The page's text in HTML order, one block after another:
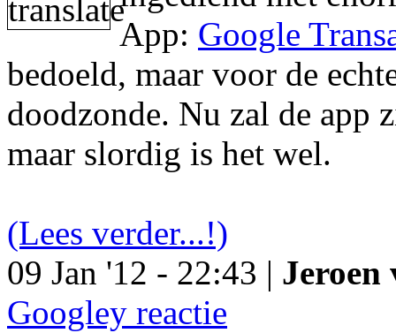
App: Google
bedoeld, maar voor de
doodzonde. Nu zal de app
maar slordig is het wel.
(Lees verder...!)
09 Jan '12 - 22:43 | Jeroen
Googley reactie